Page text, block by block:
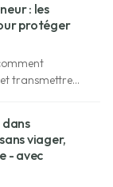
: les
protéger
transmettre
dans
viager,
- avec